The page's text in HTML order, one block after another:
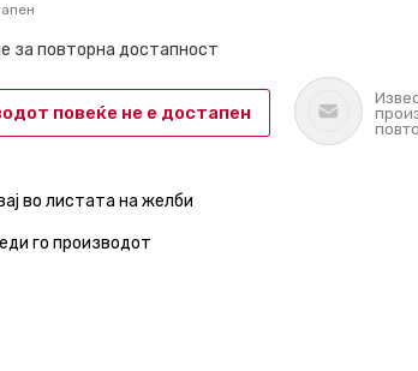
за повторна достапност
повеќе не е достапен
во листата на желби
го производот